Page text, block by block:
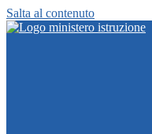
Salta al contenuto